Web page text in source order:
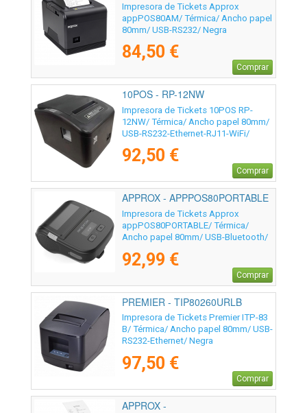
Impresora de Tickets Approx
appPOS80AM/ Térmica/ Ancho papel
80mm/ USB-RS232/ Negra
84,50 €
Comprar
10POS - RP-12NW
Impresora de Tickets 10POS RP-
12NW/ Térmica/ Ancho papel 80mm/
USB-RS232-Ethernet-RJ11-WiFi/
92,50 €
Comprar
APPROX - APPPOS80PORTABLE
Impresora de Tickets Approx
appPOS80PORTABLE/ Térmica/
Ancho papel 80mm/ USB-Bluetooth/
92,99 €
Comprar
PREMIER - TIP80260URLB
Impresora de Tickets Premier ITP-83
B/ Térmica/ Ancho papel 80mm/ USB-
RS232-Ethernet/ Negra
97,50 €
Comprar
APPROX -